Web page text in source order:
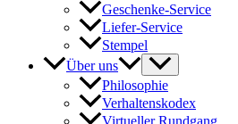
Geschenke-Service
Liefer-Service
Stempel
Über uns
Menü
umschalten
Philosophie
Verhaltenskodex
Virtueller Rundgang